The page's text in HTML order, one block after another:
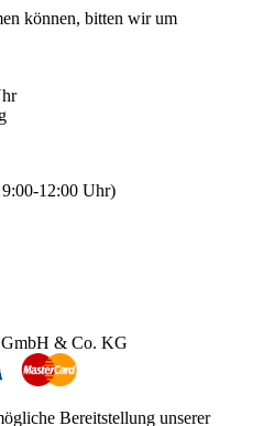
können, bitten wir um
12:00 Uhr)
& Co. KG
Bereitstellung unserer